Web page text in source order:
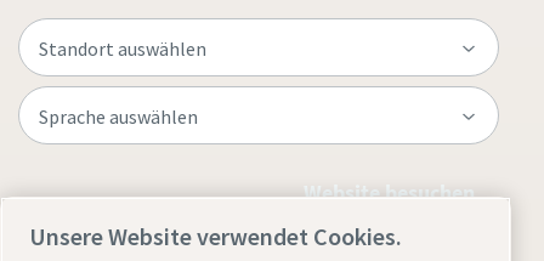
Website besuchen
Unsere Website verwendet Cookies.